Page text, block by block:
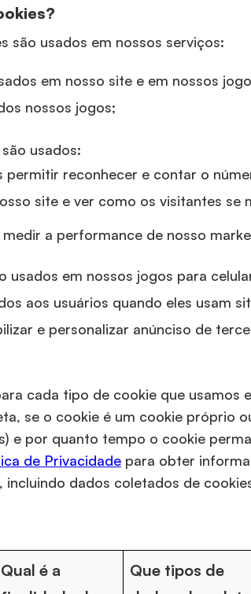
são usados em nossos serviços:
em nosso site e em nossos
nossos jogos;
são usados:
permitir reconhecer e contar o
site e ver como os visitantes se
a performance de nosso
usados em nossos jogos para
aos usuários quando eles usam
e personalizar anúnciso de
cada tipo de cookie que usamos
se o cookie é um cookie próprio
e por quanto tempo o cookie
de Privacidade para obter
dados coletados de
Qual é a
Que tipos de